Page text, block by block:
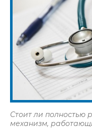
Стоит ли полностью
механизм,